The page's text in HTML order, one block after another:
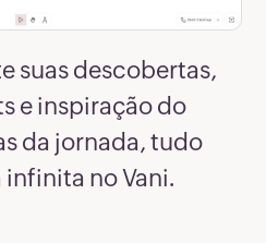
suas descobertas,
e inspiração do
da jornada, tudo
infinita no Vani.